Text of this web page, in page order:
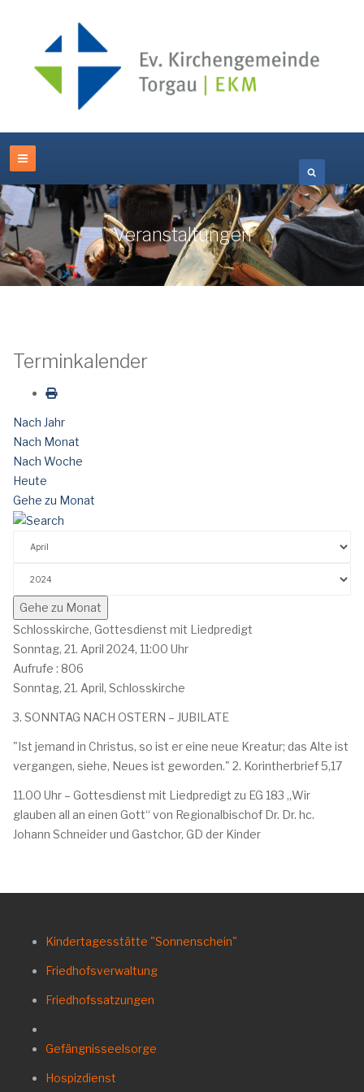
Veranstaltungen
Terminkalender
Nach Jahr
Nach Monat
Nach Woche
Heute
Gehe zu Monat
Gehe zu Monat
Schlosskirche, Gottesdienst mit Liedpredigt
Sonntag, 21. April 2024, 11:00 Uhr
Aufrufe : 806
Sonntag, 21. April, Schlosskirche
3. SONNTAG NACH OSTERN – JUBILATE
"Ist jemand in Christus, so ist er eine neue Kreatur; das Alte ist
vergangen, siehe, Neues ist geworden." 2. Korintherbrief 5,17
11.00 Uhr – Gottesdienst mit Liedpredigt zu EG 183 „Wir
glauben all an einen Gott“ von Regionalbischof Dr. Dr. hc.
Johann Schneider und Gastchor, GD der Kinder
Kindertagesstätte "Sonnenschein"
Friedhofsverwaltung
Friedhofssatzungen
Gefängnisseelsorge
Hospizdienst